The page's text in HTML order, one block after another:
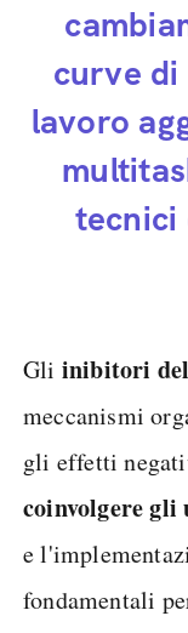
curve
lavoro
tecnici
Gli inibitori
meccanismi
gli effetti
coinvolgere gli
e
fondamentali